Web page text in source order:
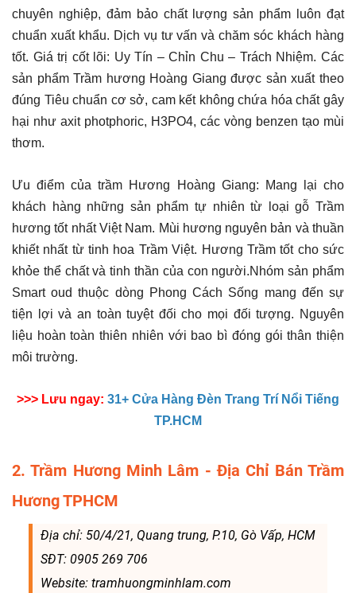
chuyên nghiệp, đảm bảo chất lượng sản phẩm luôn đạt
chuẩn xuất khẩu. Dịch vụ tư vấn và chăm sóc khách hàng
tốt. Giá trị cốt lõi: Uy Tín – Chỉn Chu – Trách Nhiệm. Các
sản phẩm Trầm hương Hoàng Giang được sản xuất theo
đúng Tiêu chuẩn cơ sở, cam kết không chứa hóa chất gây
hại như axit photphoric, H3PO4, các vòng benzen tạo mùi
thơm.
Ưu điểm của trầm Hương Hoàng Giang: Mang lại cho
khách hàng những sản phẩm tự nhiên từ loại gỗ Trầm
hương tốt nhất Việt Nam. Mùi hương nguyên bản và thuần
khiết nhất từ tinh hoa Trầm Việt. Hương Trầm tốt cho sức
khỏe thể chất và tinh thần của con người.Nhóm sản phẩm
Smart oud thuộc dòng Phong Cách Sống mang đến sự
tiện lợi và an toàn tuyệt đối cho mọi đối tượng. Nguyên
liệu hoàn toàn thiên nhiên với bao bì đóng gói thân thiện
môi trường.
>>> Lưu ngay: 31+ Cửa Hàng Đèn Trang Trí Nổi Tiếng
TP.HCM
2. Trầm Hương Minh Lâm - Địa Chỉ Bán Trầm
Hương TPHCM
Địa chỉ: 50/4/21, Quang trung, P.10, Gò Vấp, HCM
SĐT: 0905 269 706
Website: tramhuongminhlam.com